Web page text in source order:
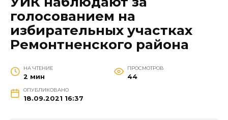
голосованием на
избирательных участках
Ремонтненского района
НА ЧТЕНИЕ
2 мин
ПРОСМОТРОВ
44
ОПУБЛИКОВАНО
18.09.2021 16:37